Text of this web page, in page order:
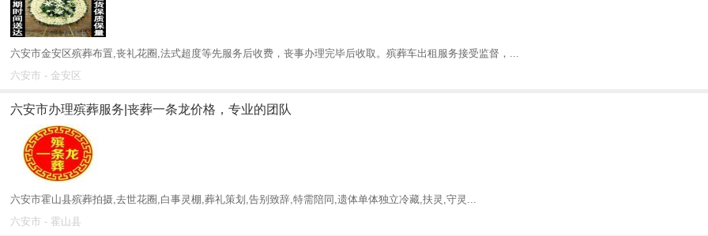
六安市金安区殡葬布置,丧礼花圈,法式超度等先服务后收费，丧事办理完毕后收取。殡葬车出租服务接受监督，...
六安市 - 金安区
六安市办理殡葬服务|丧葬一条龙价格，专业的团队
六安市霍山县殡葬拍摄,去世花圈,白事灵棚,葬礼策划,告别致辞,特需陪同,遗体单体独立冷藏,扶灵,守灵...
六安市 - 霍山县